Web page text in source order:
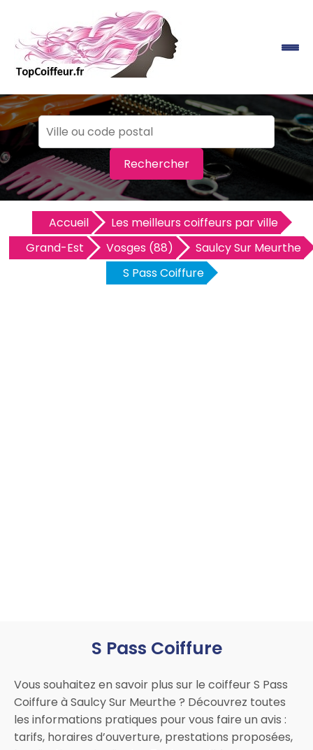
Rechercher
Accueil
Les meilleurs coiffeurs par ville
Grand-Est
Vosges (88)
Saulcy Sur Meurthe
S Pass Coiffure
S Pass Coiffure
Vous souhaitez en savoir plus sur le coiffeur S Pass
Coiffure à Saulcy Sur Meurthe ? Découvrez toutes
les informations pratiques pour vous faire un avis :
tarifs, horaires d’ouverture, prestations proposées,